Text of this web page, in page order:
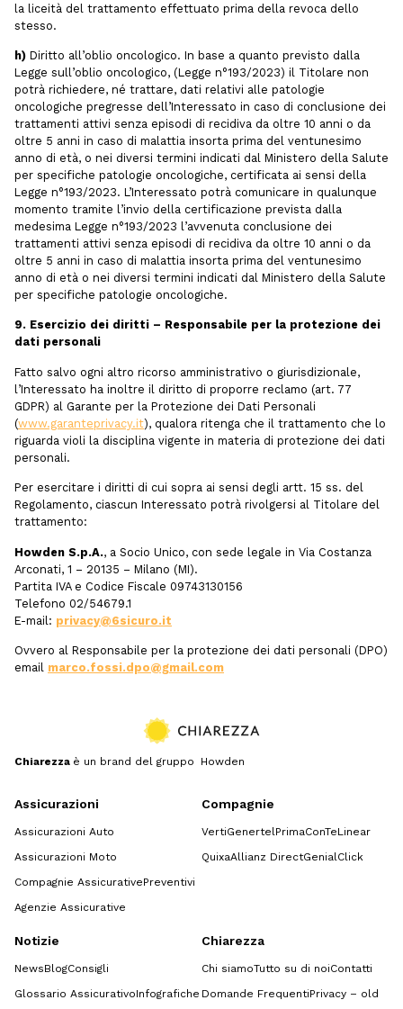
la liceità del trattamento effettuato prima della revoca dello
stesso.
h) Diritto all’oblio oncologico. In base a quanto previsto dalla
Legge sull’oblio oncologico, (Legge n°193/2023) il Titolare non
potrà richiedere, né trattare, dati relativi alle patologie
oncologiche pregresse dell’Interessato in caso di conclusione dei
trattamenti attivi senza episodi di recidiva da oltre 10 anni o da
oltre 5 anni in caso di malattia insorta prima del ventunesimo
anno di età, o nei diversi termini indicati dal Ministero della Salute
per specifiche patologie oncologiche, certificata ai sensi della
Legge n°193/2023. L’Interessato potrà comunicare in qualunque
momento tramite l’invio della certificazione prevista dalla
medesima Legge n°193/2023 l’avvenuta conclusione dei
trattamenti attivi senza episodi di recidiva da oltre 10 anni o da
oltre 5 anni in caso di malattia insorta prima del ventunesimo
anno di età o nei diversi termini indicati dal Ministero della Salute
per specifiche patologie oncologiche.
9. Esercizio dei diritti – Responsabile per la protezione dei
dati personali
Fatto salvo ogni altro ricorso amministrativo o giurisdizionale,
l’Interessato ha inoltre il diritto di proporre reclamo (art. 77
GDPR) al Garante per la Protezione dei Dati Personali
(www.garanteprivacy.it), qualora ritenga che il trattamento che lo
riguarda violi la disciplina vigente in materia di protezione dei dati
personali.
Per esercitare i diritti di cui sopra ai sensi degli artt. 15 ss. del
Regolamento, ciascun Interessato potrà rivolgersi al Titolare del
trattamento:
Howden S.p.A., a Socio Unico, con sede legale in Via Costanza
Arconati, 1 – 20135 – Milano (MI).
Partita IVA e Codice Fiscale 09743130156
Telefono 02/54679.1
E-mail: privacy@6sicuro.it
Ovvero al Responsabile per la protezione dei dati personali (DPO)
email marco.fossi.dpo@gmail.com
Chiarezza è un brand del gruppo Howden
Assicurazioni
Assicurazioni Auto
Assicurazioni Moto
Compagnie AssicurativePreventivi
Agenzie Assicurative
Compagnie
VertiGenertelPrimaConTeLinear
QuixaAllianz DirectGenialClick
Notizie
NewsBlogConsigli
Glossario AssicurativoInfografiche
Chiarezza
Chi siamoTutto su di noiContatti
Domande FrequentiPrivacy – old